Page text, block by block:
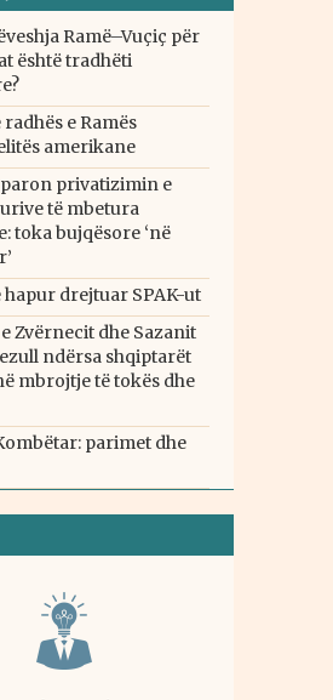
Ramë–Vuçiç për
është tradhëti
e Ramës
amerikane
privatizimin e
të mbetura
toka bujqësore ‘në
hapur drejtuar SPAK-ut
Zvërnecit dhe Sazanit
ndërsa shqiptarët
mbrojtje të tokës dhe
parimet dhe